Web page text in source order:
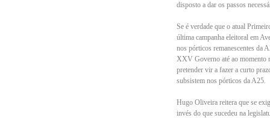
disposto a dar os passos
Se é verdade que o atual
última campanha eleitoral em
nos pórticos remanescentes da
XXV Governo até ao momento
pretender vir a fazer a curto
subsistem nos pórticos da A25.
Hugo Oliveira reitera que se
invés do que sucedeu na